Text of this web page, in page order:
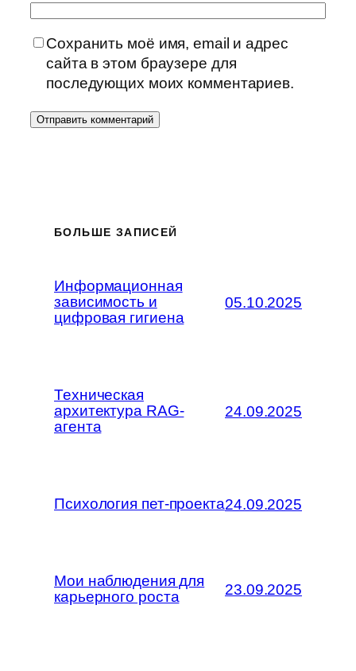
Сохранить моё имя, email и адрес
сайта в этом браузере для
последующих моих комментариев.
БОЛЬШЕ ЗАПИСЕЙ
Информационная
зависимость и
цифровая гигиена
05.10.2025
Техническая
архитектура RAG-
агента
24.09.2025
Психология пет-проекта24.09.2025
Мои наблюдения для
карьерного роста
23.09.2025